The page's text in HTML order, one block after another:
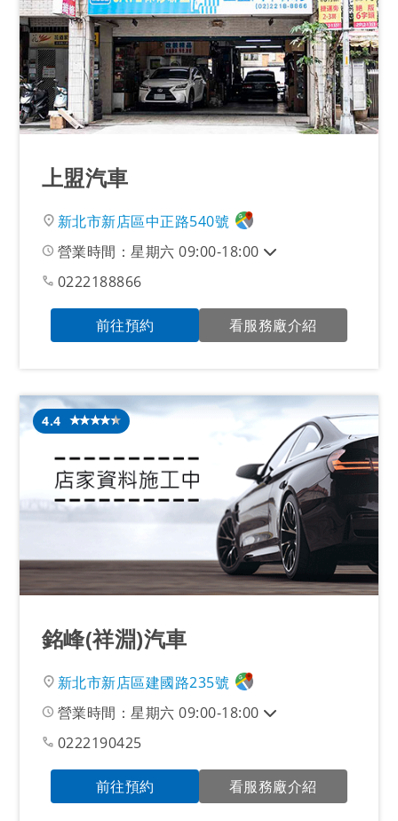
上盟汽車
新北市新店區中正路540號
營業時間：星期六 09:00-18:00
0222188866
前往預約 看服務廠介紹
銘峰(祥淵)汽車
新北市新店區建國路235號
營業時間：星期六 09:00-18:00
0222190425
4.4
前往預約 看服務廠介紹